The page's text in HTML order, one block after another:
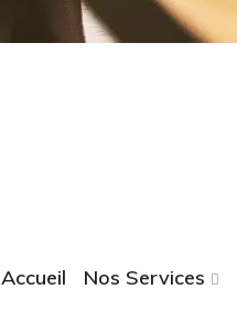
Accueil Nos Services